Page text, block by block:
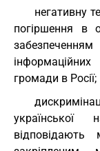
негативну
погіршення в
громади в Росії;
відповідають